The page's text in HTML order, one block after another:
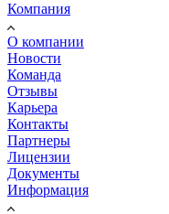
Компания
О компании
Новости
Команда
Отзывы
Карьера
Контакты
Партнеры
Лицензии
Документы
Информация